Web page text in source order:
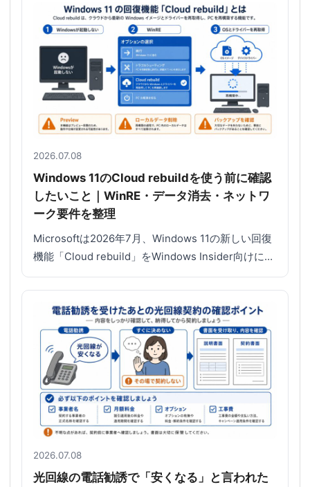
2026.07.08
Windows 11のCloud rebuildを使う前に確認
したいこと｜WinRE・データ消去・ネットワ
ーク要件を整理
Microsoftは2026年7月、Windows 11の新しい回復
機能「Cloud rebuild」をWindows Insider向けに…
2026.07.08
光回線の電話勧誘で「安くなる」と言われた